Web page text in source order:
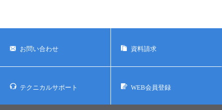
お問い合わせ 資料請求
テクニカルサポート WEB会員登録